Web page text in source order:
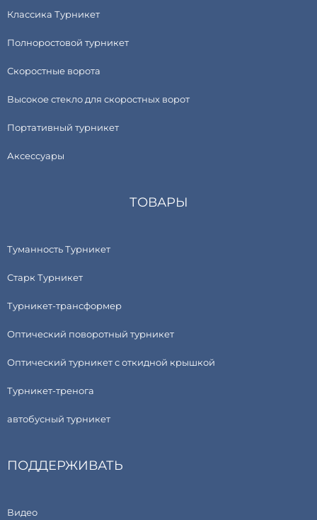
Классика Турникет
Полноростовой турникет
Скоростные ворота
Высокое стекло для скоростных ворот
Портативный турникет
Аксессуары
ТОВАРЫ
Туманность Турникет
Старк Турникет
Турникет-трансформер
Оптический поворотный турникет
Оптический турникет с откидной крышкой
Турникет-тренога
автобусный турникет
ПОДДЕРЖИВАТЬ
Видео